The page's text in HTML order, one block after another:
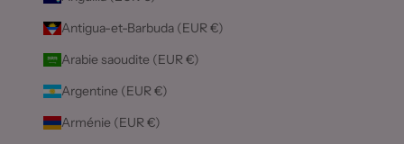
Antigua-et-Barbuda (EUR €)
Arabie saoudite (EUR €)
Argentine (EUR €)
Arménie (EUR €)